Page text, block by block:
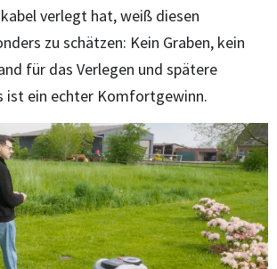
verlegt hat, weiß diesen
zu schätzen: Kein Graben, kein
für das Verlegen und spätere
ist ein echter Komfortgewinn.